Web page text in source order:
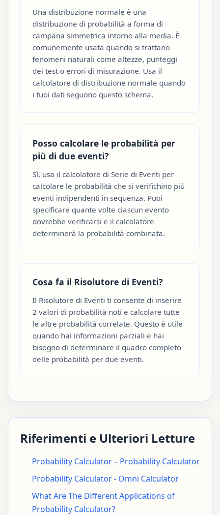
Una distribuzione normale è una
distribuzione di probabilità a forma di
campana simmetrica intorno alla media. È
comunemente usata quando si trattano
fenomeni naturali come altezze, punteggi
dei test o errori di misurazione. Usa il
calcolatore di distribuzione normale quando
i tuoi dati seguono questo schema.
Posso calcolare le probabilità per
più di due eventi?
Sì, usa il calcolatore di Serie di Eventi per
calcolare le probabilità che si verifichino più
eventi indipendenti in sequenza. Puoi
specificare quante volte ciascun evento
dovrebbe verificarsi e il calcolatore
determinerà la probabilità combinata.
Cosa fa il Risolutore di Eventi?
Il Risolutore di Eventi ti consente di inserire
2 valori di probabilità noti e calcolare tutte
le altre probabilità correlate. Questo è utile
quando hai informazioni parziali e hai
bisogno di determinare il quadro completo
delle probabilità per due eventi.
Riferimenti e Ulteriori Letture
Probability Calculator – Probability Calculator
Probability Calculator - Omni Calculator
What Are The Different Applications of
Probability Calculator?